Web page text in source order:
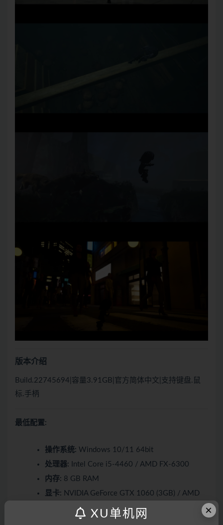
版本介绍
Build.22745694|容量3.91GB|官方简体中文|支持键盘.鼠
标.手柄
最低配置:
操作系统: Windows 10/11 64bit
处理器: Intel Core i5-4460 / AMD FX-6300
内存: 8 GB RAM
显卡: NVIDIA GeForce GTX 1060 (3GB) / AMD
Radeon RX 580
DirectX 版本:
12
×
XU单机网